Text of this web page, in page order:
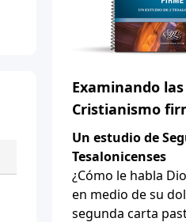
Examinando
Cristianismo
Un estudio de
Tesalonicenses
¿Cómo le habla
en medio de su
segunda carta